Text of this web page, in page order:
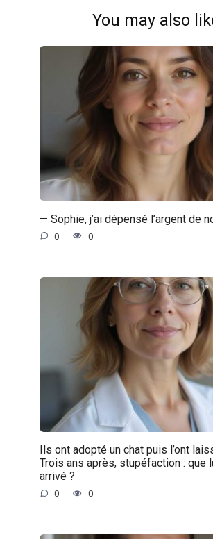
You may also
— Sophie, j’ai dépensé l’argent de
0 0
Ils ont adopté un chat puis l’ont
Trois ans après, stupéfaction : que
arrivé ?
0 0